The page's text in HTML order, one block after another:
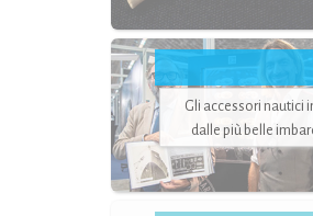
Gli accessori nautici
dalle più belle